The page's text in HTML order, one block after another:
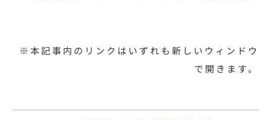
※本記事内のリンクはいずれも新しいウィンドウ
で開きます。